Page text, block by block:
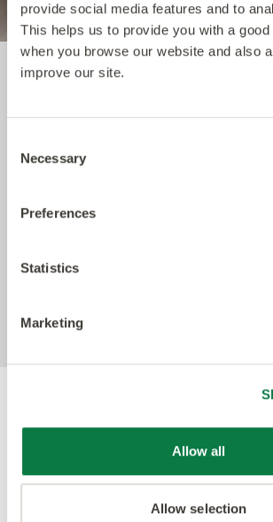
provide social media features and to
This helps us to provide you with a
when you browse our website and also
improve our site.
Selection
Necessary
Preferences
Statistics
Marketing
Allow all
Allow selection
Das krönende Merkmal unseres
Performance Systems ist unsere
Guard Elite ist das strapazierfähigste
überflüssig, erhöht die
die Reinigung und verbessert das
gegenüber Standard-LVT-